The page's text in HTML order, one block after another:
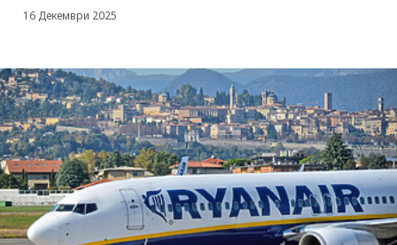
16 Декември 2025